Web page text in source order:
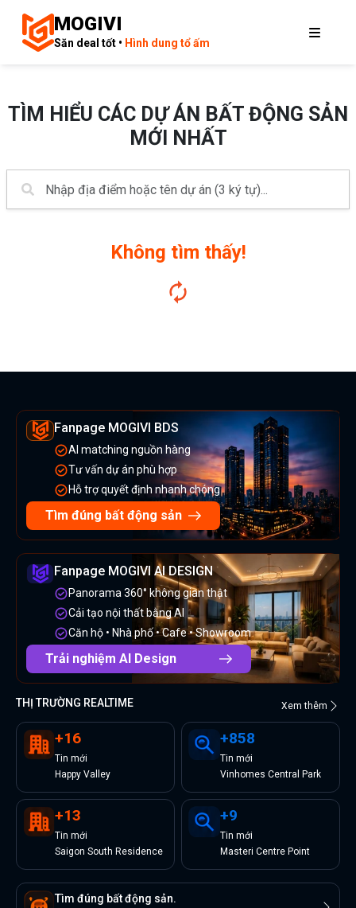
MOGIVI
Săn deal tốt • Hình dung tổ ấm
TÌM HIỂU CÁC DỰ ÁN BẤT ĐỘNG SẢN
MỚI NHẤT
Không tìm thấy!
Fanpage MOGIVI BDS
AI matching nguồn hàng
Tư vấn dự án phù hợp
Hỗ trợ quyết định nhanh chóng
Tìm đúng bất động sản
Fanpage MOGIVI AI DESIGN
Panorama 360° không gian thật
Cải tạo nội thất bằng AI
Căn hộ • Nhà phố • Cafe • Showroom
Trải nghiệm AI Design
THỊ TRƯỜNG REALTIME Xem thêm
+16
Tin mới
Happy Valley
+858
Tin mới
Vinhomes Central Park
+13
Tin mới
Saigon South Residence
+9
Tin mới
Masteri Centre Point
Tìm đúng bất động sản.